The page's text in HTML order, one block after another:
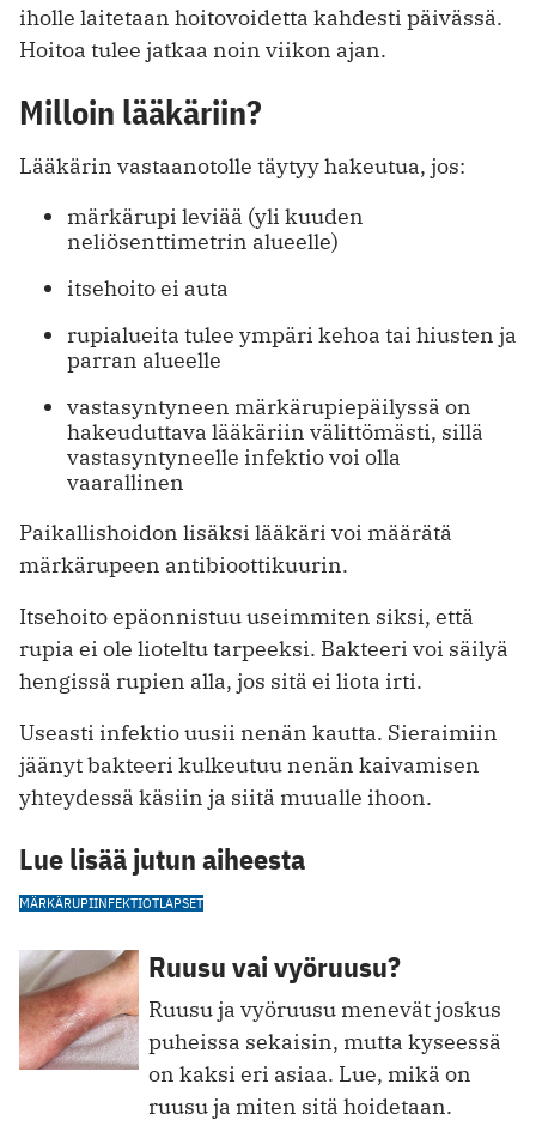
iholle laitetaan hoitovoidetta kahdesti päivässä.
Hoitoa tulee jatkaa noin viikon ajan.
Milloin lääkäriin?
Lääkärin vastaanotolle täytyy hakeutua, jos:
märkärupi leviää (yli kuuden
neliösenttimetrin alueelle)
itsehoito ei auta
rupialueita tulee ympäri kehoa tai hiusten ja
parran alueelle
vastasyntyneen märkärupiepäilyssä on
hakeuduttava lääkäriin välittömästi, sillä
vastasyntyneelle infektio voi olla
vaarallinen
Paikallishoidon lisäksi lääkäri voi määrätä
märkärupeen antibioottikuurin.
Itsehoito epäonnistuu useimmiten siksi, että
rupia ei ole lioteltu tarpeeksi. Bakteeri voi säilyä
hengissä rupien alla, jos sitä ei liota irti.
Useasti infektio uusii nenän kautta. Sieraimiin
jäänyt bakteeri kulkeutuu nenän kaivamisen
yhteydessä käsiin ja siitä muualle ihoon.
Lue lisää jutun aiheesta
MÄRKÄRUPIINFEKTIOTLAPSET
Ruusu vai vyöruusu?
Ruusu ja vyöruusu menevät joskus
puheissa sekaisin, mutta kyseessä
on kaksi eri asiaa. Lue, mikä on
ruusu ja miten sitä hoidetaan.